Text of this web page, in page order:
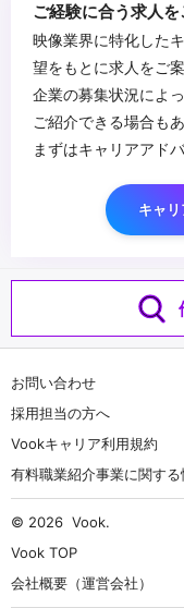
ご経験に合う求人を
映像業界に特化した
望をもとに求人をご案
企業の募集状況によ
ご紹介できる場合もあ
まずはキャリアアド
キャ
お問い合わせ
採用担当の方へ
Vookキャリア利用規約
有料職業紹介事業に関す
© 2026 Vook.
Vook TOP
会社概要（運営会社）